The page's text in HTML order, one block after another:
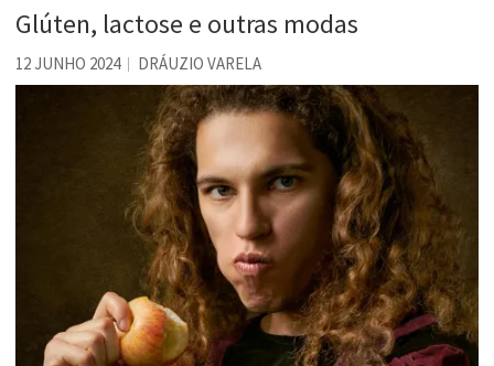
Os causos de Jorge Luis Borges
Voto obrigatório é correto?
Se queres salvar o mundo, o veganismo não é a resposta
Glúten, lactose e outras modas
12 JUNHO 2024 DRÁUZIO VARELA